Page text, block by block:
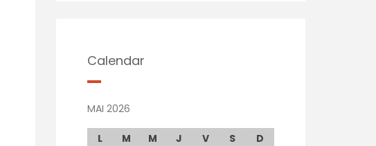
Calendar
MAI 2026
L M M J V S
D